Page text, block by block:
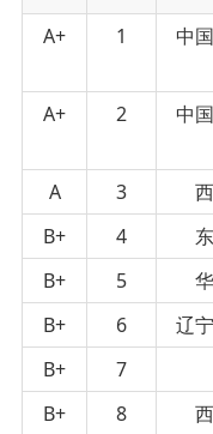
A+
1
中
A+ 2
中
A 3
B+
4
B+
5
B+
6 辽
B+
7
B+
8